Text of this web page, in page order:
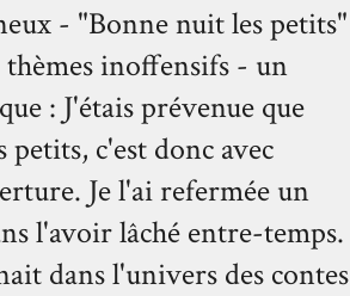
- "Bonne nuit les petits"
inoffensifs - un
: J'étais prévenue que
c'est donc avec
Je l'ai refermée un
l'avoir lâché entre-temps.
dans l'univers des contes